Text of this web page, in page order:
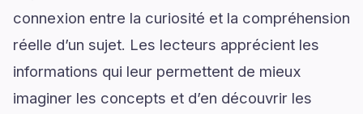
connexion entre la curiosité et la compréhension
réelle d’un sujet. Les lecteurs apprécient les
informations qui leur permettent de mieux
imaginer les concepts et d’en découvrir les